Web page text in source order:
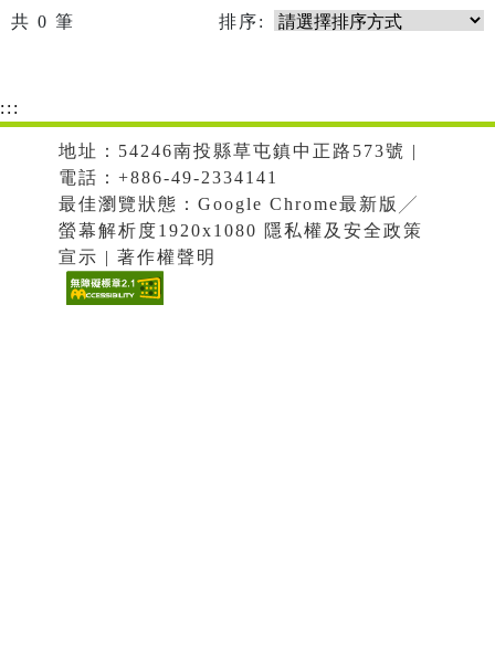
共 0 筆 排序:
:::
地址：54246南投縣草屯鎮中正路573號 |
電話：+886-49-2334141
最佳瀏覽狀態：Google Chrome最新版╱
螢幕解析度1920x1080 隱私權及安全政策
宣示 | 著作權聲明